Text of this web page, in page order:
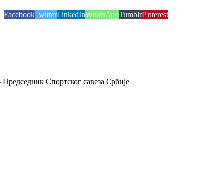
FacebookTwitterLinkedInWhatsAppTumblrPinterest
Спортског савеза Србије